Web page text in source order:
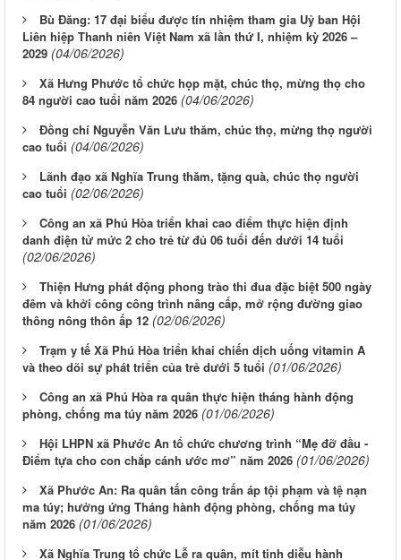
Bù Đăng: 17 đại biểu được tín nhiệm tham gia Uỷ ban Hội
Liên hiệp Thanh niên Việt Nam xã lần thứ I, nhiệm kỳ 2026 –
2029 (04/06/2026)
Xã Hưng Phước tổ chức họp mặt, chúc thọ, mừng thọ cho
84 người cao tuổi năm 2026 (04/06/2026)
Đồng chí Nguyễn Văn Lưu thăm, chúc thọ, mừng thọ người
cao tuổi (04/06/2026)
Lãnh đạo xã Nghĩa Trung thăm, tặng quà, chúc thọ người
cao tuổi (02/06/2026)
Công an xã Phú Hòa triển khai cao điểm thực hiện định
danh điện tử mức 2 cho trẻ từ đủ 06 tuổi đến dưới 14 tuổi
(02/06/2026)
Thiện Hưng phát động phong trào thi đua đặc biệt 500 ngày
đêm và khởi công công trình nâng cấp, mở rộng đường giao
thông nông thôn ấp 12 (02/06/2026)
Trạm y tế Xã Phú Hòa triển khai chiến dịch uống vitamin A
và theo dõi sự phát triển của trẻ dưới 5 tuổi (01/06/2026)
Công an xã Phú Hòa ra quân thực hiện tháng hành động
phòng, chống ma túy năm 2026 (01/06/2026)
Hội LHPN xã Phước An tổ chức chương trình “Mẹ đỡ đầu -
Điểm tựa cho con chắp cánh ước mơ” năm 2026 (01/06/2026)
Xã Phước An: Ra quân tấn công trấn áp tội phạm và tệ nạn
ma túy; hưởng ứng Tháng hành động phòng, chống ma túy
năm 2026 (01/06/2026)
Xã Nghĩa Trung tổ chức Lễ ra quân, mít tinh diễu hành